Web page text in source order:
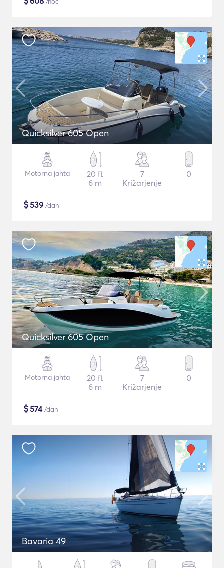
Quicksilver 605 Open
Motorna jahta
20 ft
6 m
7
Križarjenje
0
$539 /dan
Quicksilver 605 Open
Motorna jahta
20 ft
6 m
7
Križarjenje
0
$574/dan
Bavaria 49